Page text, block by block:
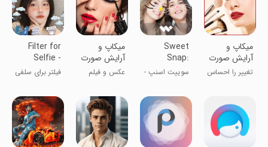
میکاپ و
آرایش صورت
تغییر را احساس
Sweet
Snap:
Beauty
Face
سوییت اسنپ -
سلفی
میکاپ و
آرایش صورت
عکس و فیلم
Filter for
Selfie -
Sweet
Snap Face
فیلتر برای سلفی
شیرین